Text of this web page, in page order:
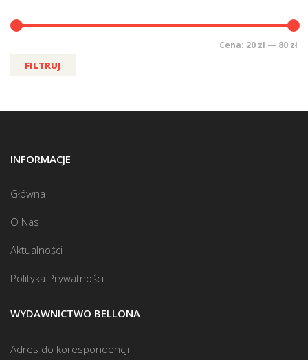
FILTRUJ
Cena: 20 zł — 80 zł
INFORMACJE
Główna
O Nas
Aktualności
Polityka Prywatności
WYDAWNICTWO BELLONA
Adres do korespondencji